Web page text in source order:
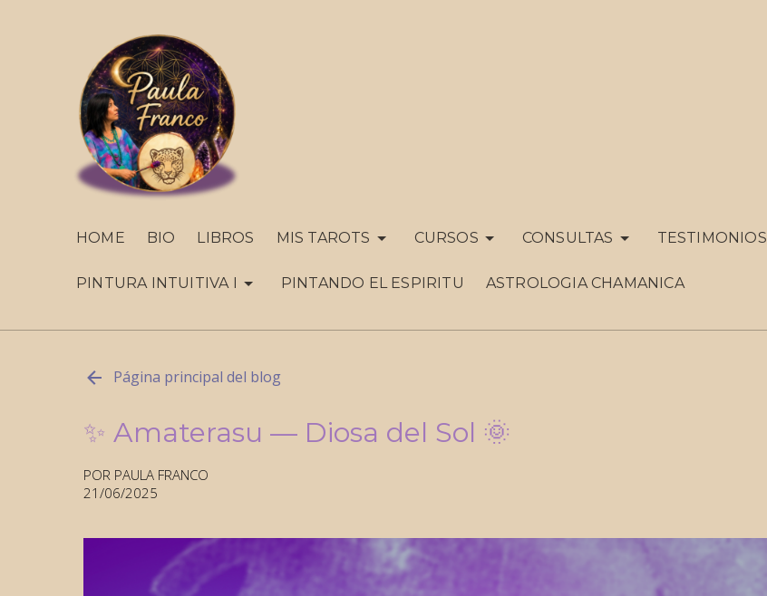
HOME BIO LIBROS MIS TAROTS CURSOS CONSULTAS TESTIMONIOS
PINTURA INTUITIVA I PINTANDO EL ESPIRITU ASTROLOGIA CHAMANICA
Página principal del blog
✨ Amaterasu — Diosa del Sol 🌞
POR PAULA FRANCO
21/06/2025